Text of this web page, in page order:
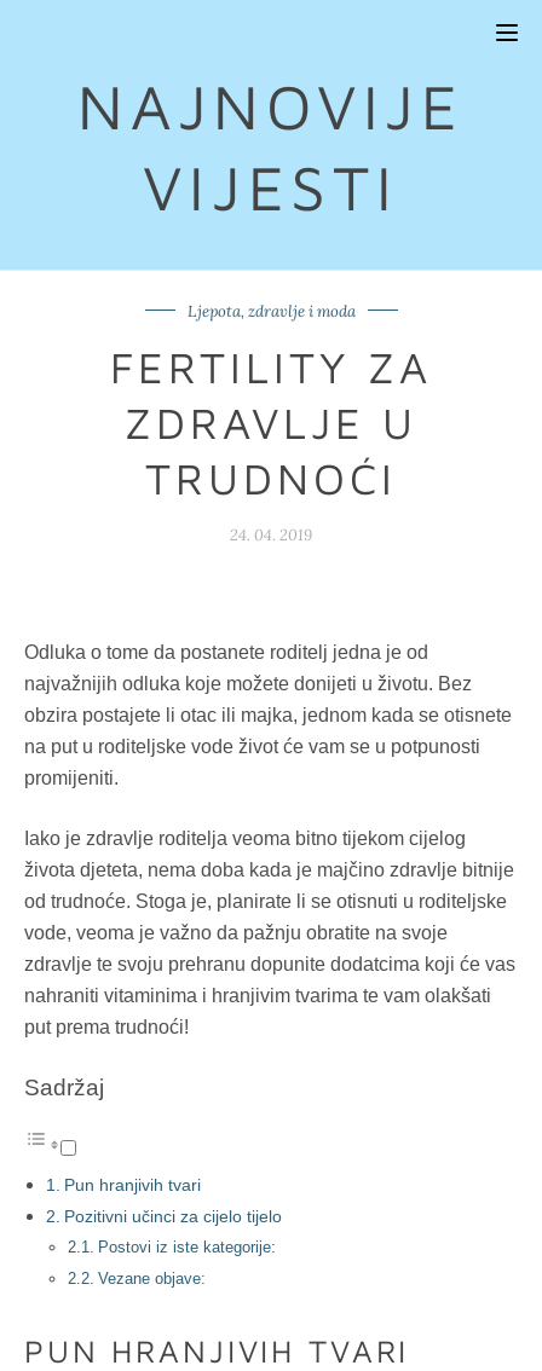
NAJNOVIJE
VIJESTI
Ljepota, zdravlje i moda
FERTILITY ZA
ZDRAVLJE U
TRUDNOĆI
24. 04. 2019
Odluka o tome da postanete roditelj jedna je od
najvažnijih odluka koje možete donijeti u životu. Bez
obzira postajete li otac ili majka, jednom kada se otisnete
na put u roditeljske vode život će vam se u potpunosti
promijeniti.
Iako je zdravlje roditelja veoma bitno tijekom cijelog
života djeteta, nema doba kada je majčino zdravlje bitnije
od trudnoće. Stoga je, planirate li se otisnuti u roditeljske
vode, veoma je važno da pažnju obratite na svoje
zdravlje te svoju prehranu dopunite dodatcima koji će vas
nahraniti vitaminima i hranjivim tvarima te vam olakšati
put prema trudnoći!
Sadržaj
Pun hranjivih tvari
Pozitivni učinci za cijelo tijelo
Postovi iz iste kategorije:
Vezane objave:
PUN HRANJIVIH TVARI